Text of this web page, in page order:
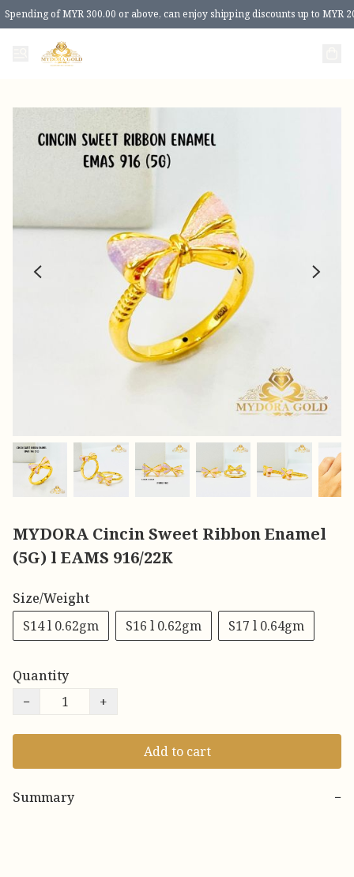
Spending of MYR 300.00 or above, can enjoy shipping discounts up to MYR
MYDORA Cincin Sweet Ribbon Enamel
(5G) l EAMS 916/22K
Size/Weight
S14 l 0.62gm
S16 l 0.62gm S17 l 0.64gm
Quantity
−
+
Add to cart
Summary −